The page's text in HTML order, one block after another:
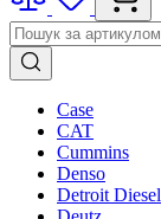
Case
CAT
Cummins
Denso
Detroit Diesel